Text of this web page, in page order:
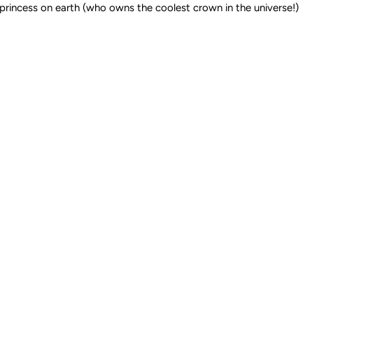
on earth (who owns the coolest crown in the universe!)